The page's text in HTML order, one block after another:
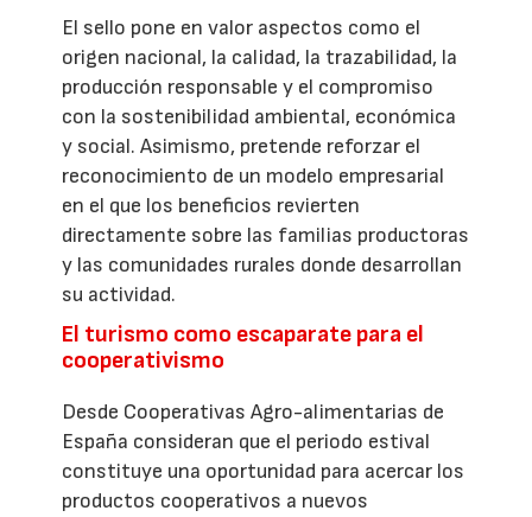
El sello pone en valor aspectos como el
origen nacional, la calidad, la trazabilidad, la
producción responsable y el compromiso
con la sostenibilidad ambiental, económica
y social. Asimismo, pretende reforzar el
reconocimiento de un modelo empresarial
en el que los beneficios revierten
directamente sobre las familias productoras
y las comunidades rurales donde desarrollan
su actividad.
El turismo como escaparate para el
cooperativismo
Desde Cooperativas Agro-alimentarias de
España consideran que el periodo estival
constituye una oportunidad para acercar los
productos cooperativos a nuevos